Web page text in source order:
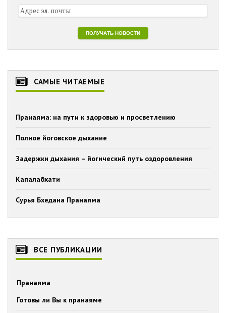
САМЫЕ ЧИТАЕМЫЕ
Пранаяма: на пути к здоровью и просветлению
Полное йоговское дыхание
Задержки дыхания – йогический путь оздоровления
Капалабхати
Сурья Бхедана Пранаяма
ВСЕ ПУБЛИКАЦИИ
Пранаяма
Готовы ли Вы к пранаяме